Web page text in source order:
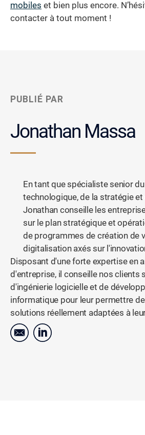
mobiles et bien plus encore.
contacter à tout moment !
PUBLIÉ PAR
Jonathan Massa
En tant que spécialiste senior
technologique, de la stratégie et
Jonathan conseille les
sur le plan stratégique et
de programmes de création de
digitalisation axés sur
Disposant d'une forte expertise en
d'entreprise, il conseille nos clients
d'ingénierie logicielle et de
informatique pour leur permettre
solutions réellement adaptées à